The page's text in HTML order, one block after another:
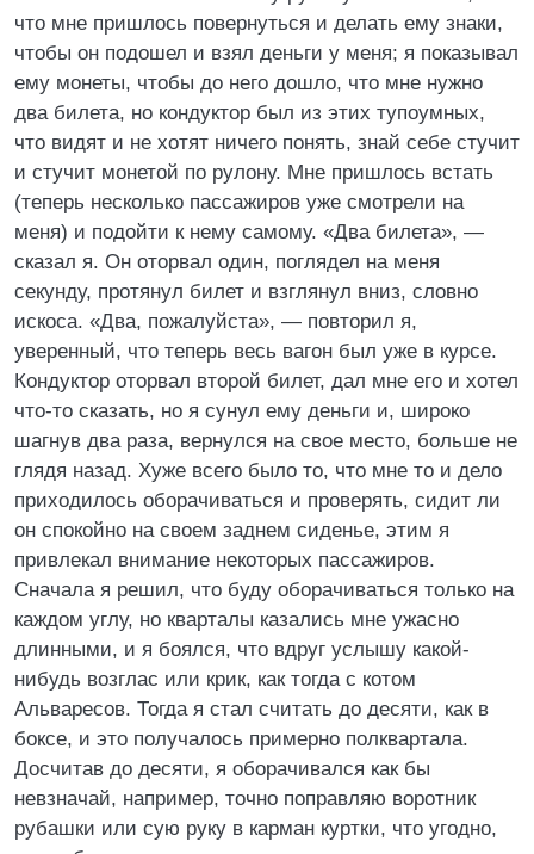
что мне пришлось повернуться и делать ему знаки,
чтобы он подошел и взял деньги у меня; я показывал
ему монеты, чтобы до него дошло, что мне нужно
два билета, но кондуктор был из этих тупоумных,
что видят и не хотят ничего понять, знай себе стучит
и стучит монетой по рулону. Мне пришлось встать
(теперь несколько пассажиров уже смотрели на
меня) и подойти к нему самому. «Два билета», —
сказал я. Он оторвал один, поглядел на меня
секунду, протянул билет и взглянул вниз, словно
искоса. «Два, пожалуйста», — повторил я,
уверенный, что теперь весь вагон был уже в курсе.
Кондуктор оторвал второй билет, дал мне его и хотел
что-то сказать, но я сунул ему деньги и, широко
шагнув два раза, вернулся на свое место, больше не
глядя назад. Хуже всего было то, что мне то и дело
приходилось оборачиваться и проверять, сидит ли
он спокойно на своем заднем сиденье, этим я
привлекал внимание некоторых пассажиров.
Сначала я решил, что буду оборачиваться только на
каждом углу, но кварталы казались мне ужасно
длинными, и я боялся, что вдруг услышу какой-
нибудь возглас или крик, как тогда с котом
Альваресов. Тогда я стал считать до десяти, как в
боксе, и это получалось примерно полквартала.
Досчитав до десяти, я оборачивался как бы
невзначай, например, точно поправляю воротник
рубашки или сую руку в карман куртки, что угодно,